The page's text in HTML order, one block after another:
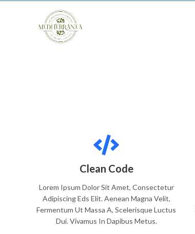
Clean Code
Lorem Ipsum Dolor Sit Amet, Consectetur
Adipiscing Eds Elit. Aenean Magna Velit,
Fermentum Ut Massa A, Scelerisque Luctus
Dui. Vivamus In Dapibus Metus.